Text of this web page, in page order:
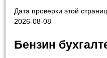
Дата проверки этой
2026-08-08
Бензин